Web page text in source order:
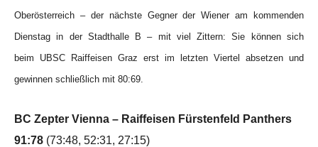
Oberösterreich – der nächste Gegner der Wiener am kommenden
Dienstag in der Stadthalle B – mit viel Zittern: Sie können sich
beim UBSC Raiffeisen Graz erst im letzten Viertel absetzen und
gewinnen schließlich mit 80:69.
BC Zepter Vienna – Raiffeisen Fürstenfeld Panthers
91:78 (73:48, 52:31, 27:15)